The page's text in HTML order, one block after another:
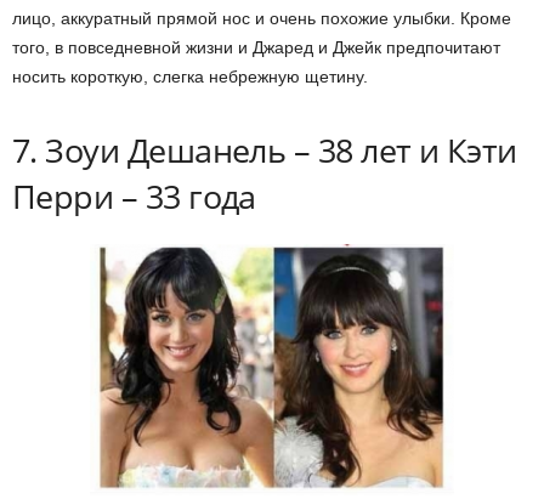
лицо, аккуратный прямой нос и очень похожие улыбки. Кроме
того, в повседневной жизни и Джаред и Джейк предпочитают
носить короткую, слегка небрежную щетину.
7. Зоуи Дешанель – 38 лет и Кэти
Перри – 33 года